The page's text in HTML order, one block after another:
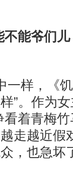
能爷们
一样，《
”。作为
着青梅
走越近假
，也急坏